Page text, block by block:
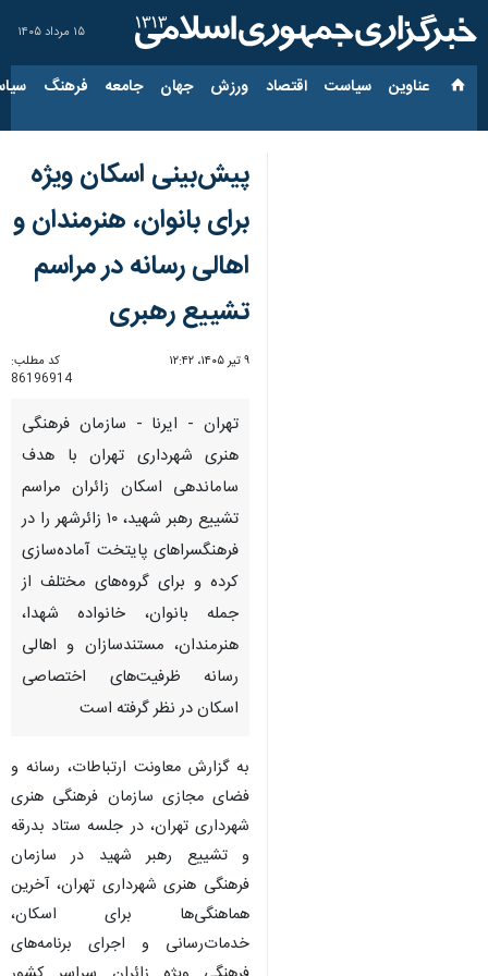
۱۵ مرداد ۱۴۰۵
عناوین‌ سیاست اقتصاد ورزش جهان جامعه فرهنگ
پیش‌بینی اسکان ویژه
برای بانوان، هنرمندان و
اهالی رسانه در مراسم
تشییع رهبری
۹ تیر ۱۴۰۵، ۱۲:۴۲
کد مطلب:
86196914
تهران - ایرنا - سازمان فرهنگی
هنری شهرداری تهران با هدف
ساماندهی اسکان زائران مراسم
تشییع رهبر شهید، ۱۰ زائرشهر را در
فرهنگسراهای پایتخت آماده‌سازی
کرده و برای گروه‌های مختلف از
جمله بانوان، خانواده شهدا،
هنرمندان، مستندسازان و اهالی
رسانه ظرفیت‌های اختصاصی
اسکان در نظر گرفته است
به گزارش معاونت ارتباطات، رسانه و
فضای مجازی سازمان فرهنگی هنری
شهرداری تهران، در جلسه ستاد بدرقه
و تشییع رهبر شهید در سازمان
فرهنگی هنری شهرداری تهران، آخرین
هماهنگی‌ها برای اسکان،
خدمات‌رسانی و اجرای برنامه‌های